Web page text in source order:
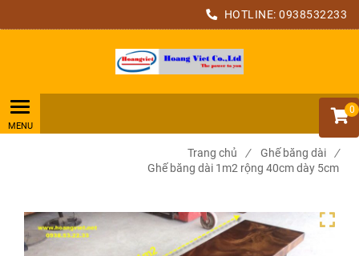
HOTLINE: 0938532233
0
Trang chủ / Ghế băng dài
/
Ghế băng dài 1m2 rộng 40cm dày 5cm